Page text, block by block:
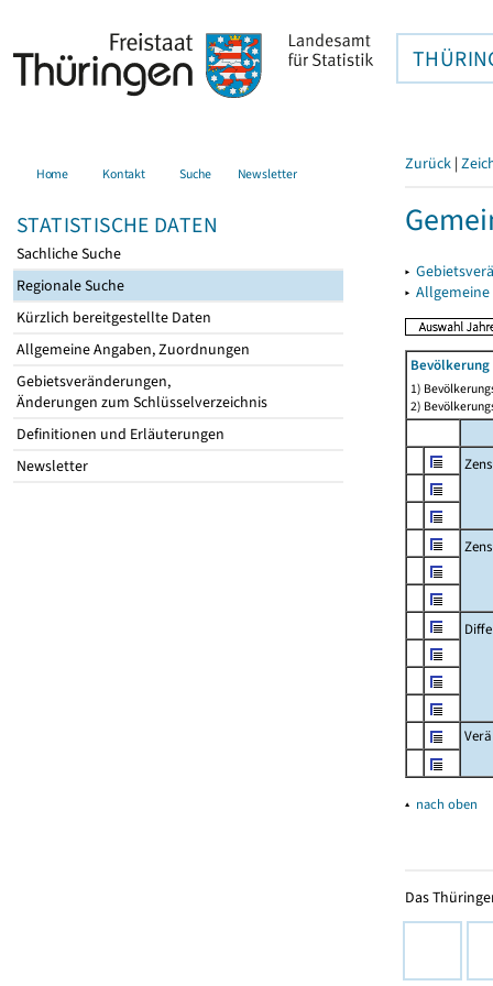
Home Kontakt Suche Newsletter
STATISTISCHE DATEN
Sachliche Suche
Regionale Suche
Kürzlich bereitgestellte Daten
Allgemeine Angaben, Zuordnungen
Gebietsveränderungen,
Änderungen zum Schlüsselverzeichnis
Definitionen und Erläuterungen
Newsletter
Zurück |
▸
▸
Bevölkerung
1)
2)
▴ nach oben
Das